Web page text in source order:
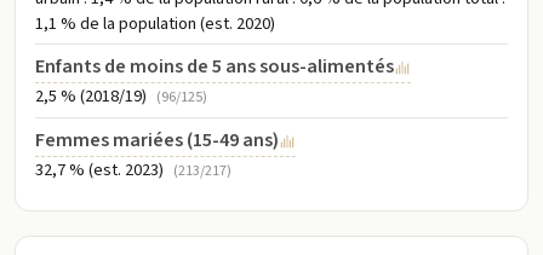
1,1 % de la population (est. 2020)
Enfants de moins de 5 ans sous-alimentés
2,5 % (2018/19) (96/125)
Femmes mariées (15-49 ans)
32,7 % (est. 2023) (213/217)